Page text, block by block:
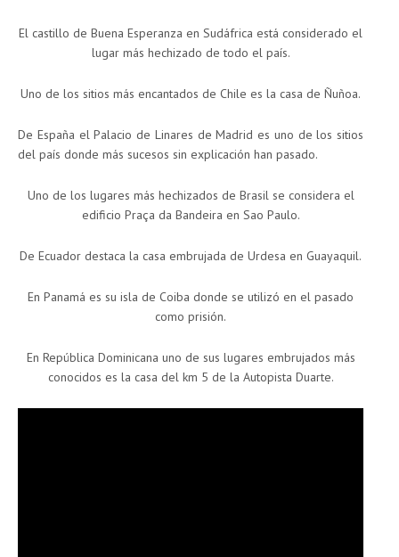
El castillo de Buena Esperanza en Sudáfrica está considerado el
lugar más hechizado de todo el país.
Uno de los sitios más encantados de Chile es la casa de Ñuñoa.
De España el Palacio de Linares de Madrid es uno de los sitios
del país donde más sucesos sin explicación han pasado.
Uno de los lugares más hechizados de Brasil se considera el
edificio Praça da Bandeira en Sao Paulo.
De Ecuador destaca la casa embrujada de Urdesa en Guayaquil.
En Panamá es su isla de Coiba donde se utilizó en el pasado
como prisión.
En República Dominicana uno de sus lugares embrujados más
conocidos es la casa del km 5 de la Autopista Duarte.